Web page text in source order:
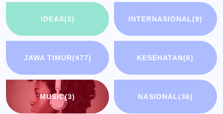
IDEAS(3) INTERNASIONAL(9)
JAWA TIMUR(477) KESEHATAN(6)
MUSIC(3) NASIONAL(36)